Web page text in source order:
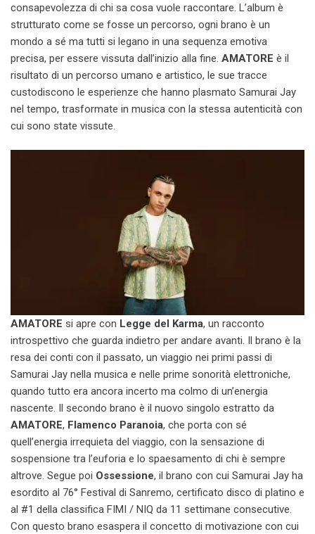
consapevolezza di chi sa cosa vuole raccontare. L’album è
strutturato come se fosse un percorso, ogni brano è un
mondo a sé ma tutti si legano in una sequenza emotiva
precisa, per essere vissuta dall’inizio alla fine. AMATORE è il
risultato di un percorso umano e artistico, le sue tracce
custodiscono le esperienze che hanno plasmato Samurai Jay
nel tempo, trasformate in musica con la stessa autenticità con
cui sono state vissute.
AMATORE si apre con Legge del Karma, un racconto
introspettivo che guarda indietro per andare avanti. Il brano è la
resa dei conti con il passato, un viaggio nei primi passi di
Samurai Jay nella musica e nelle prime sonorità elettroniche,
quando tutto era ancora incerto ma colmo di un’energia
nascente. Il secondo brano è il nuovo singolo estratto da
AMATORE, Flamenco Paranoia, che porta con sé
quell’energia irrequieta del viaggio, con la sensazione di
sospensione tra l’euforia e lo spaesamento di chi è sempre
altrove. Segue poi Ossessione, il brano con cui Samurai Jay ha
esordito al 76° Festival di Sanremo, certificato disco di platino e
al #1 della classifica FIMI / NIQ da 11 settimane consecutive.
Con questo brano esaspera il concetto di motivazione con cui